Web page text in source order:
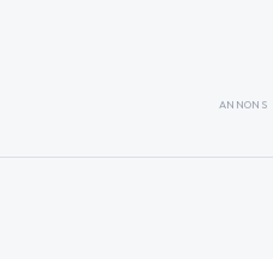
ANNONS